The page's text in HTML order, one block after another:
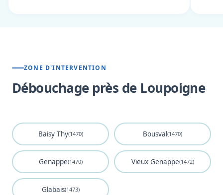
ZONE D'INTERVENTION
Débouchage près de Loupoigne
Baisy Thy(1470) Bousval(1470)
Genappe(1470) Vieux Genappe(1472)
Glabais(1473)